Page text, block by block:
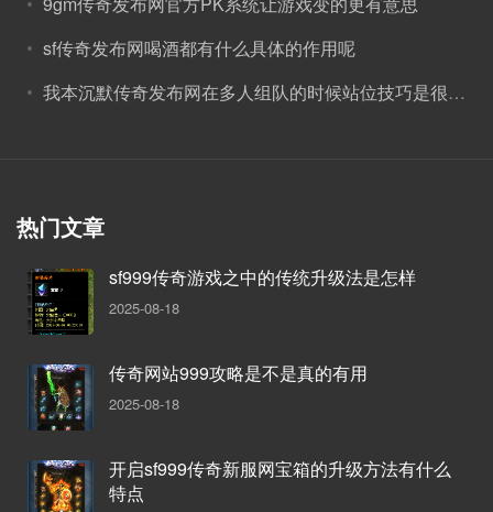
sf传奇发布网喝酒都有什么具体的作用呢
我本沉默传奇发布网在多人组队的时候站位技巧是很重要的
热门文章
sf999传奇游戏之中的传统升级法是怎样
2025-08-18
传奇网站999攻略是不是真的有用
2025-08-18
开启sf999传奇新服网宝箱的升级方法有什么
特点